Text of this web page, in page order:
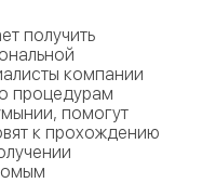
получить
компании
процедурам
помогут
к прохождению